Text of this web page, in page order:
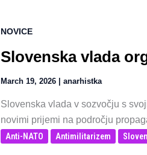
NOVICE
Slovenska vlada
March 19, 2026 anarhistka
Slovenska vlada v sozvočju s
novimi prijemi na področju
Anti-NATO Antimilitarizem